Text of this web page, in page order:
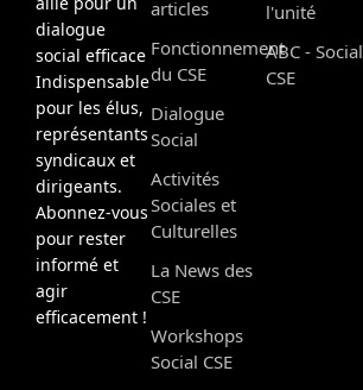
dialogue
social efficace
Indispensable
pour les élus,
représentants
syndicaux et
dirigeants.
Abonnez-vous
pour rester
informé et
agir
efficacement !
articles
Fonctionnement
du CSE
Dialogue
Social
Activités
Sociales et
Culturelles
La News des
CSE
Workshops
Social CSE
l'unité
ABC - Social
CSE